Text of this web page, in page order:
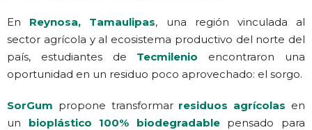
En Reynosa, Tamaulipas, una región vinculada al
sector agrícola y al ecosistema productivo del norte del
país, estudiantes de
Tecmilenio encontraron una
oportunidad en un residuo poco aprovechado: el sorgo.
SorGum propone transformar residuos agrícolas en
un bioplástico 100% biodegradablepensado para